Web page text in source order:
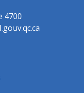
4700